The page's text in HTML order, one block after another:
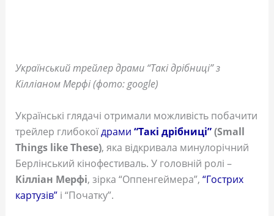
Український трейлер драми “Такі дрібниці” з
Кілліаном Мерфі (фото: google)
Українські глядачі отримали можливість побачити
трейлер глибокоїдрами “Такі дрібниці”(Small
Things like These), яка відкривала минулорічний
Берлінський кінофестиваль. У головній ролі –
Кілліан Мерфі, зірка “Оппенгеймера”, “Гострих
картузів”і “Початку”.